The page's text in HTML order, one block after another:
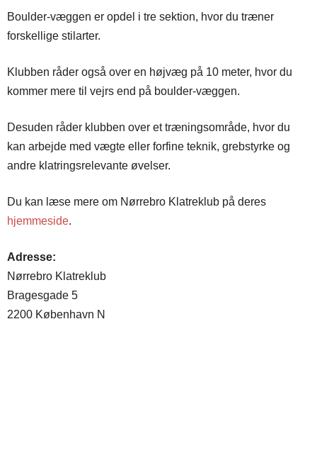
Boulder-væggen er opdel i tre sektion, hvor du træner
forskellige stilarter.
Klubben råder også over en højvæg på 10 meter, hvor du
kommer mere til vejrs end på boulder-væggen.
Desuden råder klubben over et træningsområde, hvor du
kan arbejde med vægte eller forfine teknik, grebstyrke og
andre klatringsrelevante øvelser.
Du kan læse mere om Nørrebro Klatreklub på deres
hjemmeside.
Adresse:
Nørrebro Klatreklub
Bragesgade 5
2200 København N